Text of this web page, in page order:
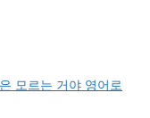
모르는 거야 영어로